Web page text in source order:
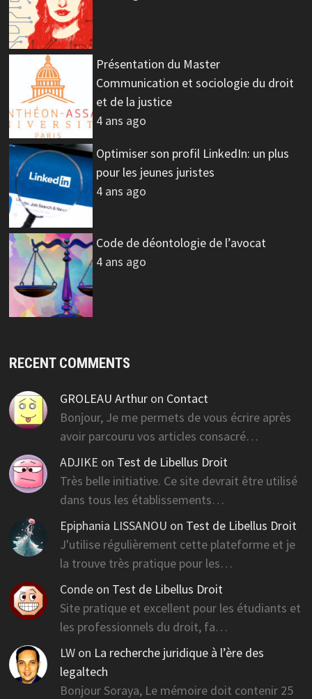
Présentation du Master
Communication et sociologie du droit
et de la justice
4 ans ago
Optimiser son profil LinkedIn: un plus
pour les jeunes juristes
4 ans ago
Code de déontologie de l’avocat
4 ans ago
RECENT COMMENTS
GROLEAU Arthur on Contact
Bonjour, Je me permets de vous écrire après
avoir parcouru vos articles consacré…
ADJIKE on Test de Libellus Droit
Très belle initiative. Ce site devrait être utilisé
dans tous les établissements…
Epiphania LISSANOU on Test de Libellus Droit
J'utilise régulièrement cette plateforme et je
la trouve très pratique pour les…
Conde on Test de Libellus Droit
Site pratique et excellent pour les étudiants et
les professionnels du droit, fa…
LW on La recherche juridique à l’ère des
legaltech
Bonjour Soraya, Le mémoire doit contenir 25